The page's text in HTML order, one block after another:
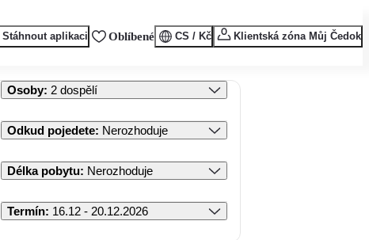
Stáhnout aplikaci Oblíbené CS / Kč Klientská zóna Můj Čedok
Osoby: 2 dospělí
Odkud pojedete: Nerozhoduje
Délka pobytu: Nerozhoduje
Termín: 16.12 - 20.12.2026